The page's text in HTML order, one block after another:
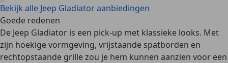
Bekijk alle Jeep Gladiator aanbiedingen
Goede redenen
De Jeep Gladiator is een pick-up met klassieke looks. Met
zijn hoekige vormgeving, vrijstaande spatborden en
rechtopstaande grille zou je hem kunnen aanzien voor een